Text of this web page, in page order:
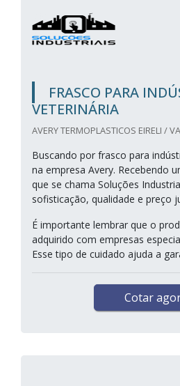
FRASCO PARA
VETERINÁRIA
AVERY TERMOPLASTICOS EIRELI /
Buscando por frasco para
na empresa Avery. Recebendo
que se chama Soluções
sofisticação, qualidade e preço
É importante lembrar que o
adquirido com empresas
Esse tipo de cuidado ajuda a
Cotar